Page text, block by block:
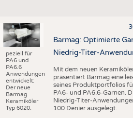
peziell für
PA6 und
PA6.6
Anwendungen
entwickelt:
Der neue
Barmag
Keramiköler
Typ 6020.
Barmag: Optimierte
Niedrig-Titer-
Mit dem neuen
präsentiert Barmag eine
seines Produktportfolios
PA6- und PA6.6-Garnen.
Niedrig-Titer-
100 Denier ausgelegt.